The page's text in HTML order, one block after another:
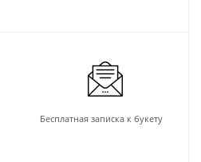
Бесплатная записка к букету